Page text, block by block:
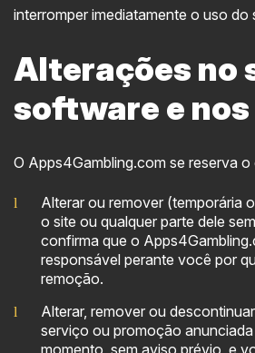
interromper imediatamente o uso do
Alterações no
software e
O Apps4Gambling.com se reserva o
Alterar ou remover (temporária
o site ou qualquer parte dele
confirma que o
responsável perante você por
remoção.
Alterar, remover ou
serviço ou promoção
momento, sem aviso prévio, e